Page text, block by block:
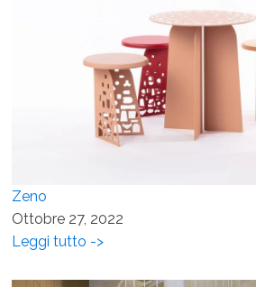
Zeno
Ottobre 27, 2022
Leggi tutto ->